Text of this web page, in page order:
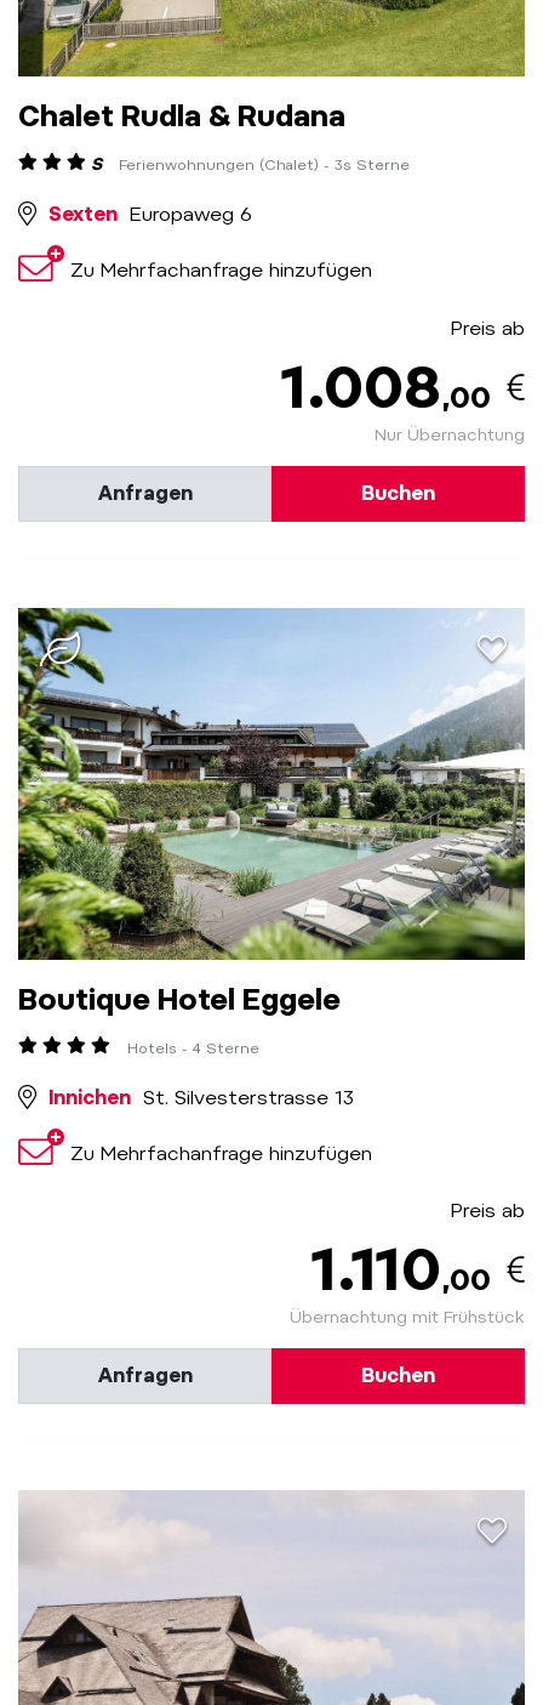
Preis ab
1.008,00
Nur Übernachtung
Chalet Rudla & Rudana
S Ferienwohnungen (Chalet) - 3s Sterne
Sexten Europaweg 6
Zu Mehrfachanfrage hinzufügen
Anfragen Buchen
Preis ab
1.110,00
Übernachtung mit Frühstück
Boutique Hotel Eggele
Hotels - 4 Sterne
Innichen St. Silvesterstrasse 13
Zu Mehrfachanfrage hinzufügen
Anfragen Buchen